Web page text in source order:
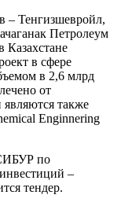
– Тенгизшевройл,
Петролеум
Казахстане
в сфере
в 2,6 млрд
от
являются также
Enginnering
по
–
тендер.